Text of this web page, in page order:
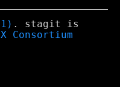
. stagit is
Consortium